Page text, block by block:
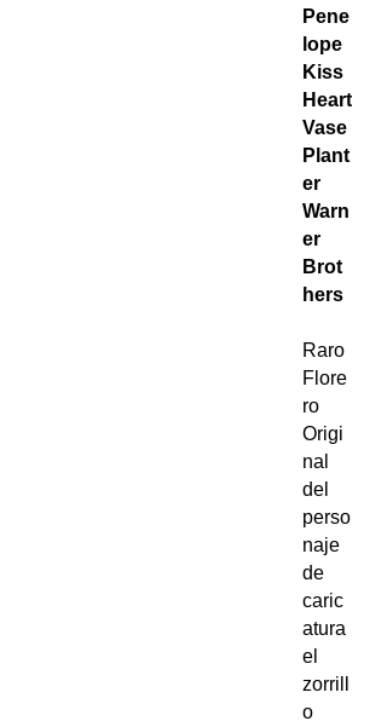
Pene
lope
Kiss
Heart
Vase
Plant
er
Warn
er
Brot
hers
Raro
Flore
ro
Origi
nal
del
perso
naje
de
caric
atura
el
zorrill
o